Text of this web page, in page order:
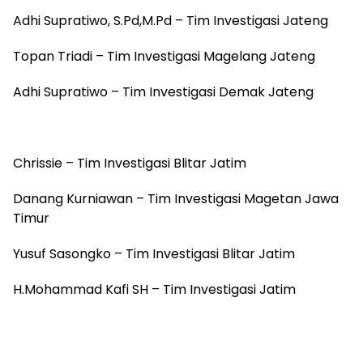
Adhi Supratiwo, S.Pd,M.Pd – Tim Investigasi Jateng
Topan Triadi – Tim Investigasi Magelang Jateng
Adhi Supratiwo – Tim Investigasi Demak Jateng
Chrissie – Tim Investigasi Blitar Jatim
Danang Kurniawan – Tim Investigasi Magetan Jawa
Timur
Yusuf Sasongko – Tim Investigasi Blitar Jatim
H.Mohammad Kafi SH – Tim Investigasi Jatim